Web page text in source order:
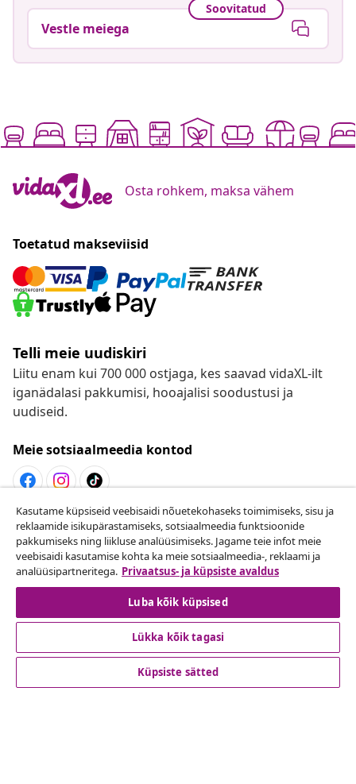
Soovitatud
Vestle meiega
Osta rohkem, maksa vähem
Toetatud makseviisid
Telli meie uudiskiri
Liitu enam kui 700 000 ostjaga, kes saavad vidaXL-ilt
iganädalasi pakkumisi, hooajalisi soodustusi ja
uudiseid.
Meie sotsiaalmeedia kontod
Lepingust taganemine
Esita oma tellimuse kohta tagastamissoov.
Lepingust taganemine
Klienditeenindus
Kasutame küpsiseid veebisaidi nõuetekohaseks toimimiseks, sisu ja
reklaamide isikupärastamiseks, sotsiaalmeedia funktsioonide
pakkumiseks ning liikluse analüüsimiseks. Jagame teie infot meie
veebisaidi kasutamise kohta ka meie sotsiaalmeedia-, reklaami ja
analüüsipartneritega. Privaatsus- ja küpsiste avaldus
Luba kõik küpsised
Lükka kõik tagasi
Küpsiste sätted